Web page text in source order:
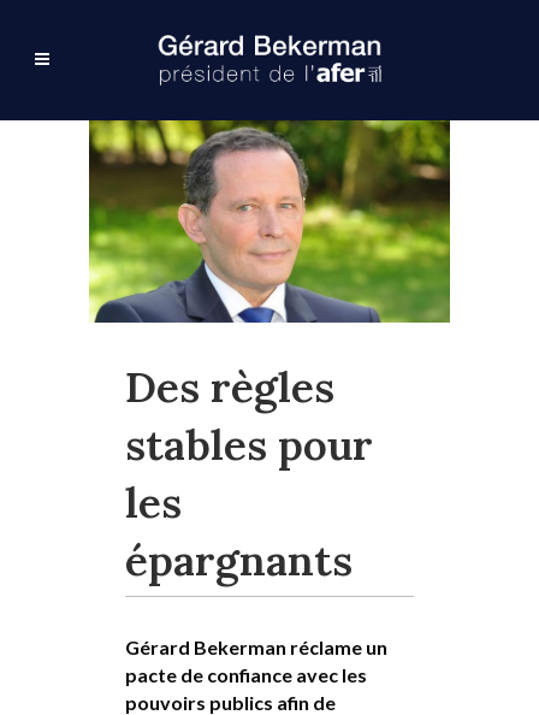
Des règles
stables pour
les
épargnants
Gérard Bekerman réclame un
pacte de confiance avec les
pouvoirs publics afin de